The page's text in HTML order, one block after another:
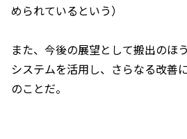
められているという）
また、今後の展望として搬出のほ
システムを活用し、さらなる改善
のことだ。